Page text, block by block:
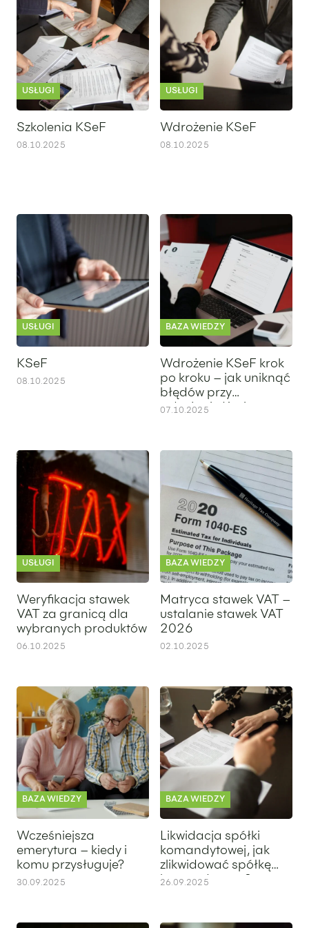
USŁUGI
Szkolenia KSeF
08.10.2025
USŁUGI
Wdrożenie KSeF
08.10.2025
USŁUGI
KSeF
08.10.2025
Wdrożenie KSeF krok po
BAZA WIEDZY
Wdrożenie KSeF krok
po kroku – jak uniknąć
błędów przy
wdrożeniu Krajowego
07.10.2025
Weryfikacja stawek VAT za granicą dla wybranych
USŁUGI
Weryfikacja stawek
VAT za granicą dla
wybranych produktów
06.10.2025
Matryca stawek VAT –
BAZA WIEDZY
Matryca stawek VAT –
ustalanie stawek VAT
2026
02.10.2025
Wcześniejsza emerytura – kiedy i komu przysługuje?
BAZA WIEDZY
Wcześniejsza
emerytura – kiedy i
komu przysługuje?
30.09.2025
Likwidacja spółki
BAZA WIEDZY
Likwidacja spółki
komandytowej, jak
zlikwidować spółkę
komandytową?
26.09.2025